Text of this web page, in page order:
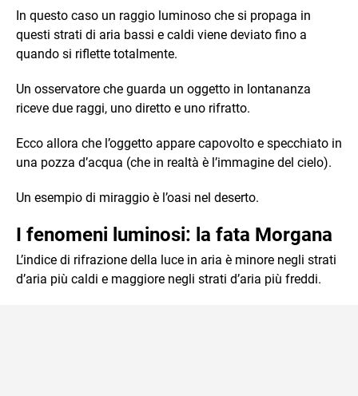
In questo caso un raggio luminoso che si propaga in
questi strati di aria bassi e caldi viene deviato fino a
quando si riflette totalmente.
Un osservatore che guarda un oggetto in lontananza
riceve due raggi, uno diretto e uno rifratto.
Ecco allora che l’oggetto appare capovolto e specchiato in
una pozza d’acqua (che in realtà è l’immagine del cielo).
Un esempio di miraggio è l’oasi nel deserto.
I fenomeni luminosi: la fata Morgana
L’indice di rifrazione della luce in aria è minore negli strati
d’aria più caldi e maggiore negli strati d’aria più freddi.